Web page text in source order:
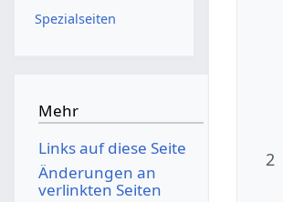
2
Spezialseiten
Mehr
Links auf diese Seite
Änderungen an
verlinkten Seiten